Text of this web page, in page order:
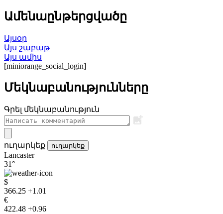
Ամենաընթերցվածը
Այսօր
Այս շաբաթ
Այս ամիս
[miniorange_social_login]
Մեկնաբանությունները
Գրել մեկնաբանություն
ուղարկեք ուղարկեք
Lancaster
31°
$
366.25 +1.01
€
422.48 +0.96